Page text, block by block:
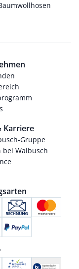
Karriere
Gruppe
bei Walbusch